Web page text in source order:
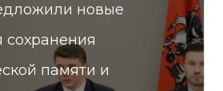
новые
сохранения
памяти и